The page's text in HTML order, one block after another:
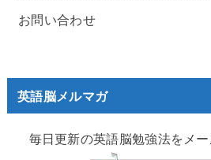
お問い合わせ
英語脳メルマガ
毎日更新の英語脳勉強法をメー